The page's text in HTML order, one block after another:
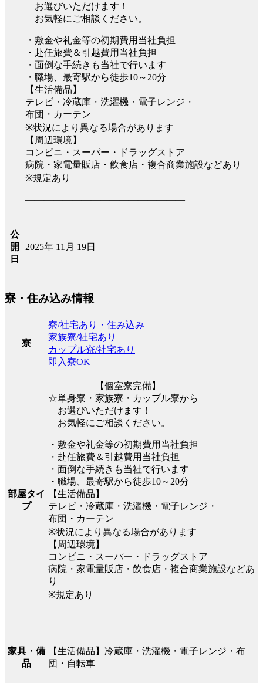
お選びいただけます！
お気軽にご相談ください。
・敷金や礼金等の初期費用当社負担
・赴任旅費＆引越費用当社負担
・面倒な手続きも当社で行います
・職場、最寄駅から徒歩10～20分
【生活備品】
テレビ・冷蔵庫・洗濯機・電子レンジ・
布団・カーテン
※状況により異なる場合があります
【周辺環境】
コンビニ・スーパー・ドラッグストア
病院・家電量販店・飲食店・複合商業施設などあり
※規定あり
―――――――――――――――――
公
開
日
2025年 11月 19日
寮・住み込み情報
寮
寮/社宅あり・住み込み
家族寮/社宅あり
カップル寮/社宅あり
即入寮OK
部屋タイ
プ
―――――【個室寮完備】―――――
☆単身寮・家族寮・カップル寮から
お選びいただけます！
お気軽にご相談ください。
・敷金や礼金等の初期費用当社負担
・赴任旅費＆引越費用当社負担
・面倒な手続きも当社で行います
・職場、最寄駅から徒歩10～20分
【生活備品】
テレビ・冷蔵庫・洗濯機・電子レンジ・
布団・カーテン
※状況により異なる場合があります
【周辺環境】
コンビニ・スーパー・ドラッグストア
病院・家電量販店・飲食店・複合商業施設などあ
り
※規定あり
―――――
家具・備
品
【生活備品】冷蔵庫・洗濯機・電子レンジ・布
団・自転車